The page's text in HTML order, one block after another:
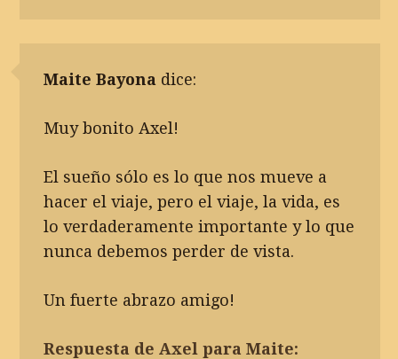
Maite Bayona dice:
Muy bonito Axel!
El sueño sólo es lo que nos mueve a
hacer el viaje, pero el viaje, la vida, es
lo verdaderamente importante y lo que
nunca debemos perder de vista.
Un fuerte abrazo amigo!
Respuesta de Axel para Maite: